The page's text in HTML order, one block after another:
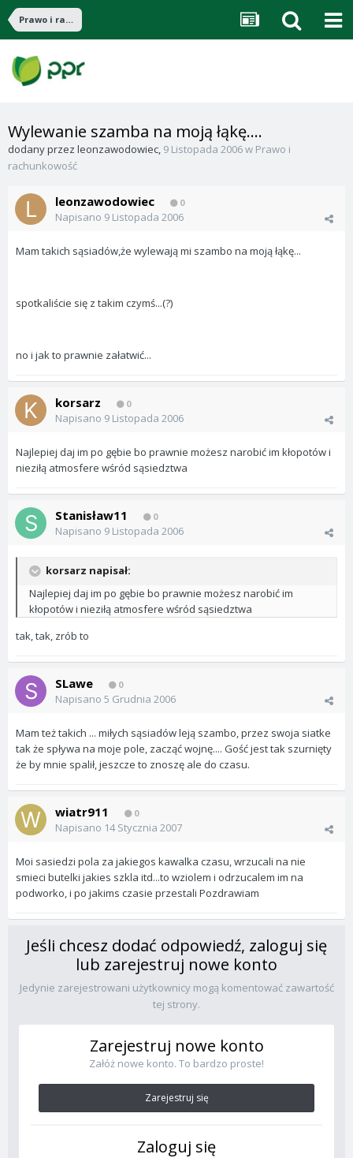
Prawo i rachunkowość
Wylewanie szamba na moją łąkę....
dodany przez leonzawodowiec, 9 Listopada 2006w Prawo i
rachunkowość
leonzawodowiec 0
Napisano 9 Listopada 2006
Mam takich sąsiadów,że wylewają mi szambo na moją łąkę...
spotkaliście się z takim czymś...(?)
no i jak to prawnie załatwić...
korsarz 0
Napisano 9 Listopada 2006
Najlepiej daj im po gębie bo prawnie możesz narobić im kłopotów i
nieziłą atmosfere wśród sąsiedztwa
Stanisław11 0
Napisano 9 Listopada 2006
korsarz napisał:
Najlepiej daj im po gębie bo prawnie możesz narobić im
kłopotów i nieziłą atmosfere wśród sąsiedztwa
tak, tak, zrób to
SLawe 0
Napisano 5 Grudnia 2006
Mam też takich ... miłych sąsiadów leją szambo, przez swoja siatke
tak że spływa na moje pole, zacząć wojnę.... Gość jest tak szurnięty
że by mnie spalił, jeszcze to znoszę ale do czasu.
wiatr911 0
Napisano 14 Stycznia 2007
Moi sasiedzi pola za jakiegos kawalka czasu, wrzucali na nie
smieci butelki jakies szkla itd...to wziolem i odrzucalem im na
podworko, i po jakims czasie przestali Pozdrawiam
Jeśli chcesz dodać odpowiedź, zaloguj się
lub zarejestruj nowe konto
Jedynie zarejestrowani użytkownicy mogą komentować zawartość
tej strony.
Zarejestruj nowe konto
Załóż nowe konto. To bardzo proste!
Zarejestruj się
Zaloguj się